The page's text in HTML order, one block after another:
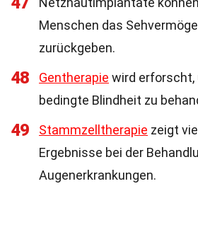
Menschen das
zurückgeben.
48 Gentherapie wird
bedingte Blindheit zu
49 Stammzelltherapie zeigt
Ergebnisse bei der
Augenerkrankungen.